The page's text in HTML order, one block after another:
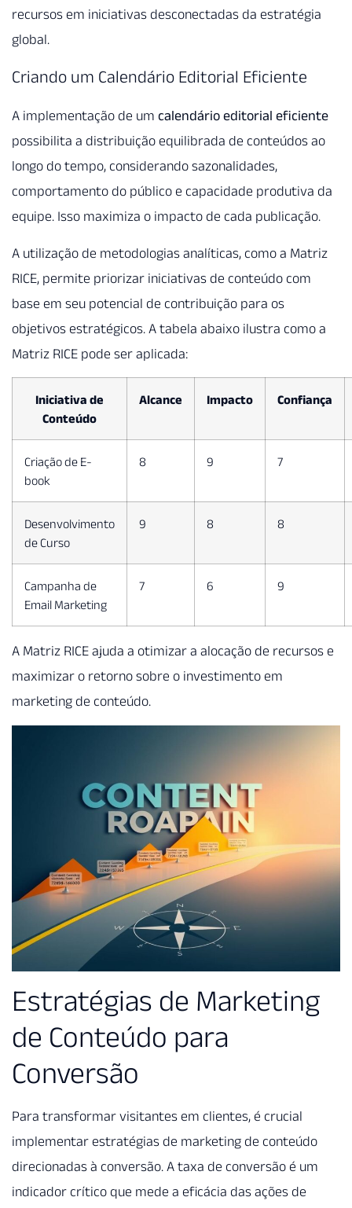
recursos em iniciativas desconectadas da estratégia
global.
Criando um Calendário Editorial Eficiente
A implementação de um calendário editorial eficiente
possibilita a distribuição equilibrada de conteúdos ao
longo do tempo, considerando sazonalidades,
comportamento do público e capacidade produtiva da
equipe. Isso maximiza o impacto de cada publicação.
A utilização de metodologias analíticas, como a Matriz
RICE, permite priorizar iniciativas de conteúdo com
base em seu potencial de contribuição para os
objetivos estratégicos. A tabela abaixo ilustra como a
Matriz RICE pode ser aplicada:
Iniciativa de
Conteúdo
Alcance Impacto Confiança
Criação de E-
book
8 9 7
Desenvolvimento
de Curso
9 8 8
Campanha de
Email Marketing
7 6 9
A Matriz RICE ajuda a otimizar a alocação de recursos e
maximizar o retorno sobre o investimento em
marketing de conteúdo.
Estratégias de Marketing
de Conteúdo para
Conversão
Para transformar visitantes em clientes, é crucial
implementar estratégias de marketing de conteúdo
direcionadas à conversão. A taxa de conversão é um
indicador crítico que mede a eficácia das ações de